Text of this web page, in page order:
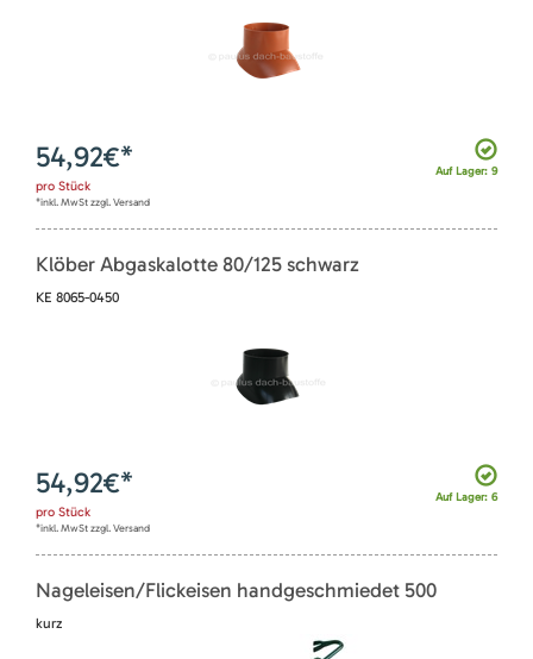
Auf Lager: 9
54,92€*
pro Stück
*inkl. MwSt zzgl. Versand
Klöber Abgaskalotte 80/125 schwarz
KE 8065-0450
Auf Lager: 6
54,92€*
pro Stück
*inkl. MwSt zzgl. Versand
Nageleisen/Flickeisen handgeschmiedet 500
kurz